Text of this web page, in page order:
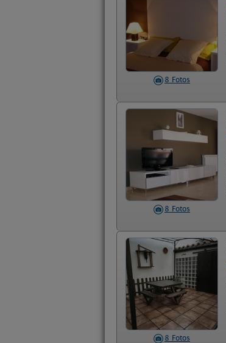
8 Fotos
8 Fotos
8 Fotos